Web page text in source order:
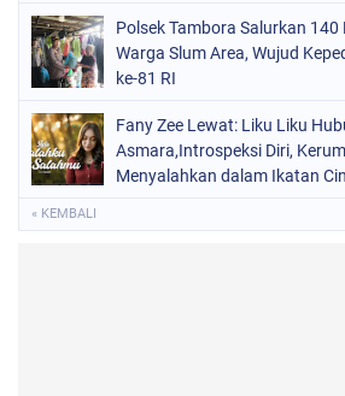
Polsek Tambora Salurkan
Warga Slum Area, Wujud
ke-81 RI
Fany Zee Lewat: Liku Liku
Asmara,Introspeksi Diri,
Menyalahkan dalam Ikatan
« KEMBALI